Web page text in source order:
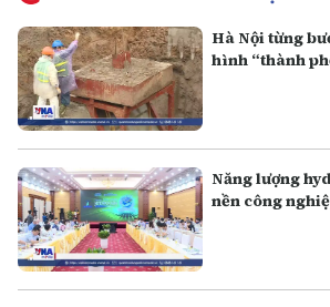
Hà Nội từng
hình “thành
Năng lượng
nền công